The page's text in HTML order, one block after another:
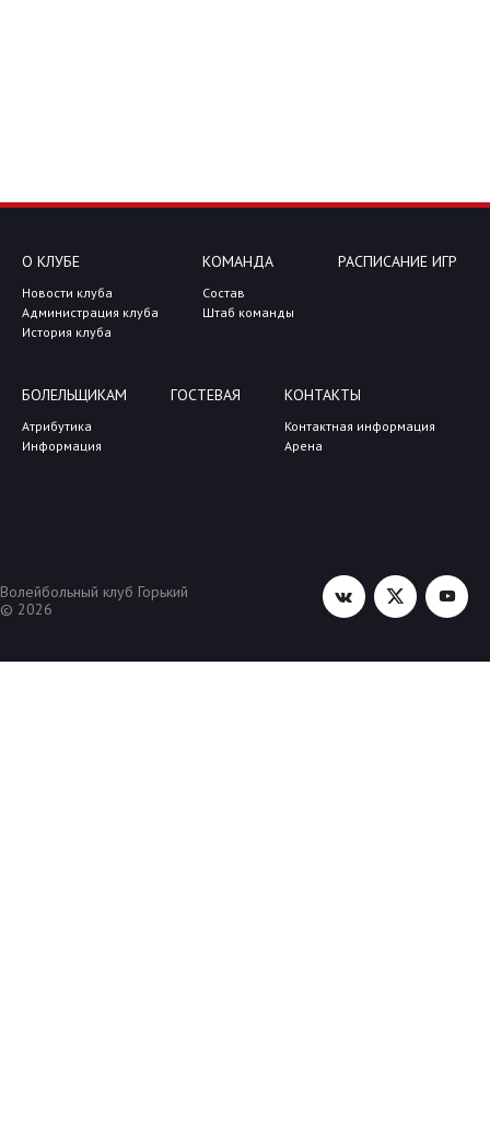
О КЛУБЕ
Новости клуба
Администрация клуба
История клуба
КОМАНДА
Состав
Штаб команды
РАСПИСАНИЕ ИГР
БОЛЕЛЬЩИКАМ
Атрибутика
Информация
ГОСТЕВАЯ КОНТАКТЫ
Контактная информация
Арена
Волейбольный клуб Горький
© 2026